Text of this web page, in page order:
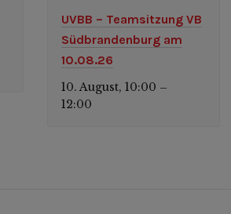
UVBB – Teamsitzung VB
Südbrandenburg am
10.08.26
10. August, 10:00 –
12:00